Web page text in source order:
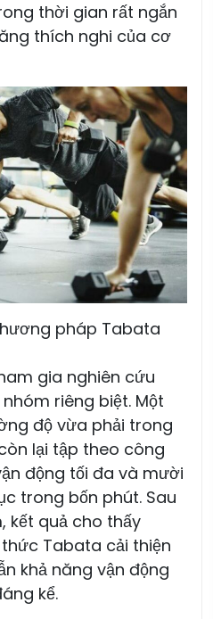
thời gian rất ngắn
thích nghi của cơ
pháp Tabata
gia nghiên cứu
riêng biệt. Một
độ vừa phải trong
lại tập theo công
động tối đa và mười
trong bốn phút. Sau
kết quả cho thấy
Tabata cải thiện
khả năng vận động
kể.